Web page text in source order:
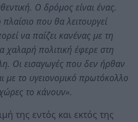
Ο δρόμος είναι ένας.
που θα λειτουργεί
να παίζει κανένας με τη
χαλαρή πολιτική έφερε στη
Οι εισαγωγές που δεν ήρθαν
με το υγειονομικό πρωτόκολλο
το κάνουν».
της εντός και εκτός της